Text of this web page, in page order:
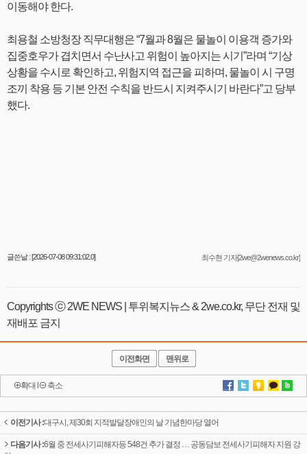
이동해야 한다.
최용철 소방청장 직무대행은 “7월과 8월은 물놀이 이용객 증가와
집중호우가 겹치면서 수난사고 위험이 높아지는 시기”라며 “기상
상황을 수시로 확인하고, 위험지역 접근을 피하며, 물놀이 시 구명
조끼 착용 등 기본 안전 수칙을 반드시 지켜주시기 바란다”고 당부
했다.
글쓴날 : [2026-07-08 09:31:02.0] 최수현 기자[2we@2wenews.co.kr]
Copyrights ⓒ 2WE NEWS | 투위복지뉴스 & 2we.co.kr, 무단 전재 및
재배포 금지
이전화면 맨위로
확대 축소
이전기사 :대구시, 제30회 지적발달장애인의 날 기념한마당 열어
다음기사 :6월 중 전세사기피해자등 548건 추가 결정 … 공동담보 전세사기피해자 지원 강